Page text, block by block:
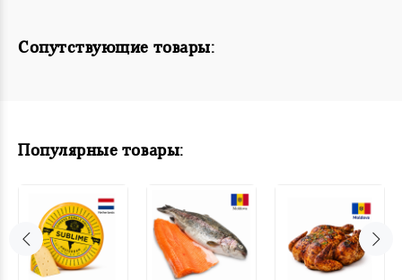
Сопутствующие товары:
Популярные товары: